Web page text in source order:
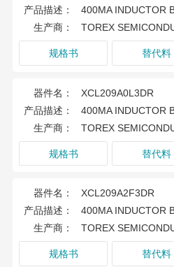
产品描述：
400MA INDUCTOR
生产商：
TOREX
规格书 替代料
器件名：
XCL209A0L3DR
产品描述：
400MA INDUCTOR
生产商：
TOREX
规格书 替代料
器件名：
XCL209A2F3DR
产品描述：
400MA INDUCTOR
生产商：
TOREX
规格书 替代料